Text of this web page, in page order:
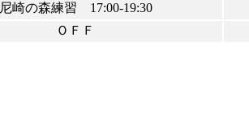
尼崎の森練習 17:00-19:30
ＯＦＦ